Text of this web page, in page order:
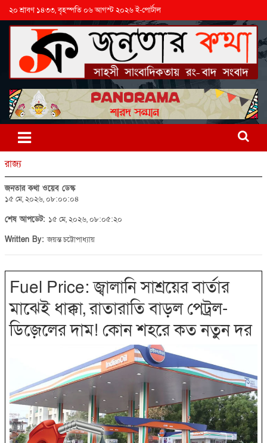
২০ শ্রাবণ ১৪৩৩, বৃহস্পতি ০৬ আগস্ট ২০২৬ ই-পোর্টাল
রাজ্য
জনতার কথা ওয়েব ডেস্ক
১৫ মে, ২০২৬, ০৮:০০:০৪
শেষ আপডেট: ১৫ মে, ২০২৬, ০৮:০৫:২০
Written By:জয়ন্ত চট্টোপাধ্যায়
Fuel Price: জ্বালানি সাশ্রয়ের বার্তার
মাঝেই ধাক্কা, রাতারাতি বাড়ল পেট্রল-
ডিজ়েলের দাম! কোন শহরে কত নতুন দর